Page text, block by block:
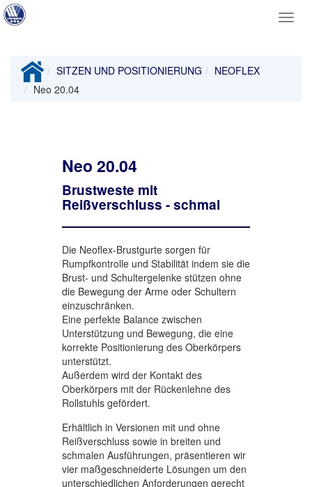
SITZEN UND POSITIONIERUNG
NEOFLEX
Neo 20.04
Neo 20.04
Brustweste mit
Reißverschluss - schmal
Die Neoflex-Brustgurte sorgen für
Rumpfkontrolle und Stabilität indem sie die
Brust- und Schultergelenke stützen ohne
die Bewegung der Arme oder Schultern
einzuschränken.
Eine perfekte Balance zwischen
Unterstützung und Bewegung, die eine
korrekte Positionierung des Oberkörpers
unterstützt.
Außerdem wird der Kontakt des
Oberkörpers mit der Rückenlehne des
Rollstuhls gefördert.
Erhältlich in Versionen mit und ohne
Reißverschluss sowie in breiten und
schmalen Ausführungen, präsentieren wir
vier maßgeschneiderte Lösungen um den
unterschiedlichen Anforderungen gerecht